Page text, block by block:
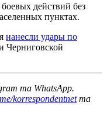
действий без
пунктах.
нанесли удары по
Черниговской
та WhatsApp.
korrespondentnetта